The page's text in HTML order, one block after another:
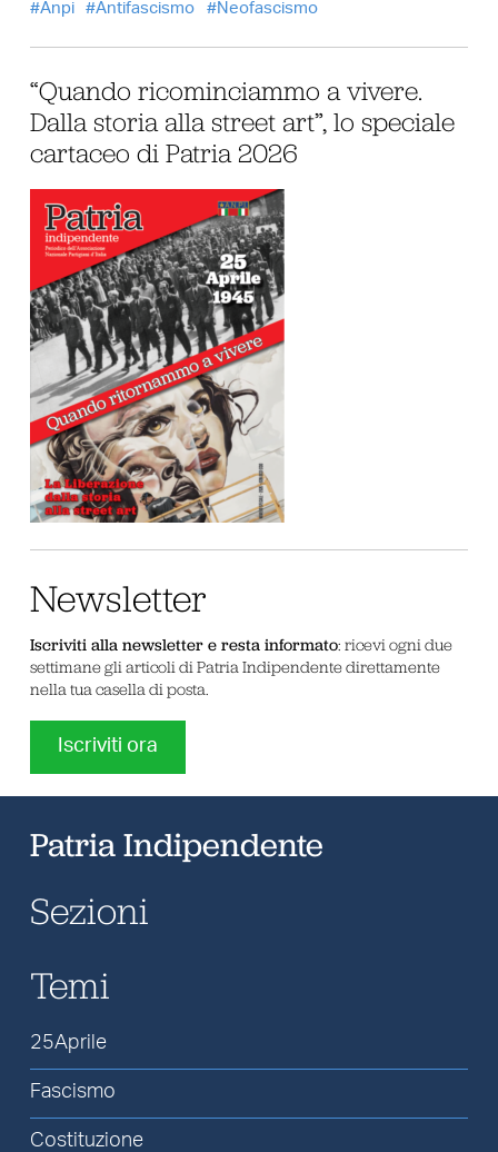
Anpi
Antifascismo Neofascismo
“Quando ricominciammo a vivere.
Dalla storia alla street art”, lo speciale
cartaceo di Patria 2026
Newsletter
Iscriviti alla newsletter e resta informato: ricevi ogni due
settimane gli articoli di Patria Indipendente direttamente
nella tua casella di posta.
Iscriviti ora
Patria Indipendente
Sezioni
Temi
25Aprile
Fascismo
Costituzione